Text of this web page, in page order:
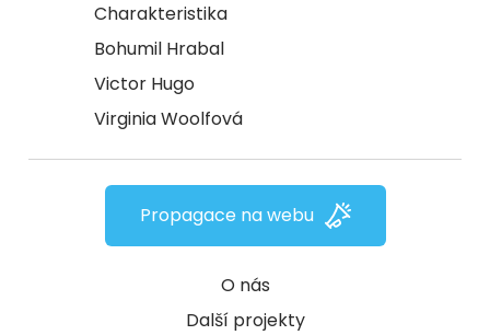
Charakteristika
Bohumil Hrabal
Victor Hugo
Virginia Woolfová
O nás
Další projekty
Propagace na webu